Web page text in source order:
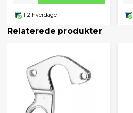
1-2 hverdage
Relaterede produkter